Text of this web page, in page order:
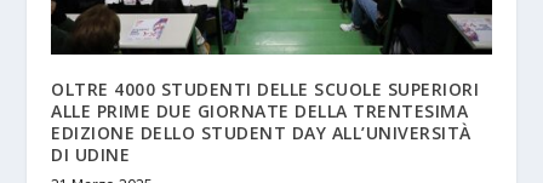
OLTRE 4000 STUDENTI DELLE SCUOLE SUPERIORI
ALLE PRIME DUE GIORNATE DELLA TRENTESIMA
EDIZIONE DELLO STUDENT DAY ALL’UNIVERSITÀ
DI UDINE